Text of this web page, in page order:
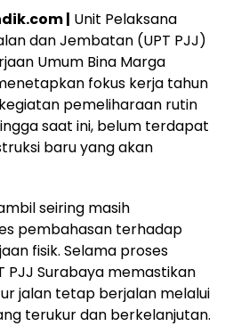
| Unit Pelaksana
dan Jembatan (UPT PJJ)
Umum Bina Marga
fokus kerja tahun
pemeliharaan rutin
saat ini, belum terdapat
baru yang akan
seiring masih
pembahasan terhadap
fisik. Selama proses
PJJ Surabaya memastikan
jalan tetap berjalan melalui
terukur dan berkelanjutan.